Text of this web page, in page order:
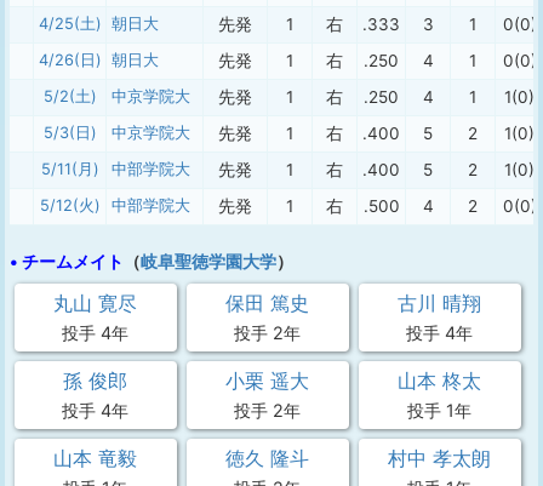
4/25(土) 朝日大 先発 1 右 .333 3 1 0(0)
4/26(日) 朝日大 先発 1 右 .250 4 1 0(0)
5/2(土) 中京学院大 先発 1 右 .250 4 1 1(0)
5/3(日) 中京学院大 先発 1 右 .400 5 2 1(0)
5/11(月) 中部学院大 先発 1 右 .400 5 2 1(0)
5/12(火) 中部学院大 先発 1 右 .500 4 2 0(0)
• チームメイト （岐阜聖徳学園大学）
丸山 寛尽
投手 4年
保田 篤史
投手 2年
古川 晴翔
投手 4年
孫 俊郎
投手 4年
小栗 遥大
投手 2年
山本 柊太
投手 1年
山本 竜毅 徳久 隆斗 村中 孝太朗